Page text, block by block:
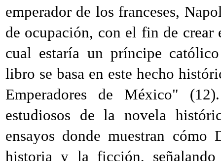
emperador de los franceses,
de ocupación, con el fin de crear
cual estaría un príncipe
libro se basa en este hecho
Emperadores de México" (12
estudiosos de la novela
ensayos donde muestran
historia y la ficción,